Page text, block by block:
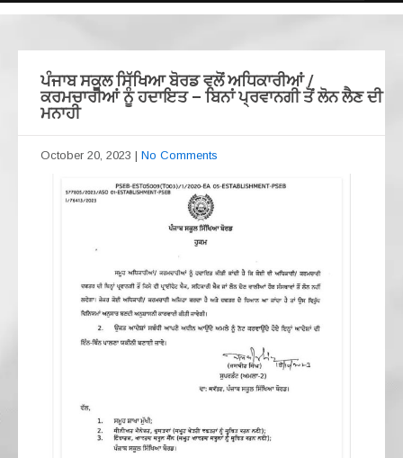
ਪੰਜਾਬ ਸਕੂਲ ਸਿੱਖਿਆ ਬੋਰਡ ਵਲੋਂ ਅਧਿਕਾਰੀਆਂ /
ਕਰਮਚਾਰੀਆਂ ਨੂੰ ਹਦਾਇਤ – ਬਿਨਾਂ ਪ੍ਰਵਾਨਗੀ ਤੋਂ ਲੋਨ ਲੈਣ ਦੀ
ਮਨਾਹੀ
October 20, 2023 | No Comments